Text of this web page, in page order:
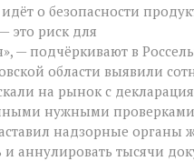
о безопасности
это риск для
— подчёркивают в
области выявили
на рынок с
нужными
надзорные органы
и аннулировать тысячи